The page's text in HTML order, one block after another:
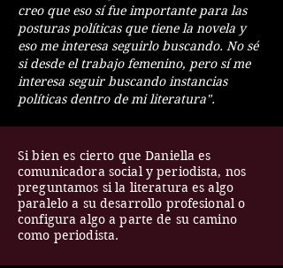
creo que eso sí fue importante para las
posturas políticas que tiene la novela y
eso me interesa seguirlo buscando. No sé
si desde el trabajo femenino, pero sí me
interesa seguir buscando instancias
políticas dentro de mi literatura".
Si bien es cierto que Daniella es
comunicadora social y periodista, nos
preguntamos si la literatura es algo
paralelo a su desarrollo profesional o
configura algo a parte de su camino
como periodista.